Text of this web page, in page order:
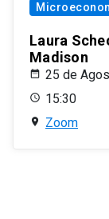
Laura
Madison
25 de
15:30
Zoom